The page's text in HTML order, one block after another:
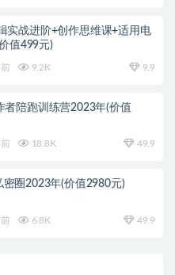
实战进阶+创作思维课+适用电
值499元)
9.2K 9.9
者陪跑训练营2023年(价值
18.8K 49.9
密圈2023年(价值2980元)
6.8K 49.9